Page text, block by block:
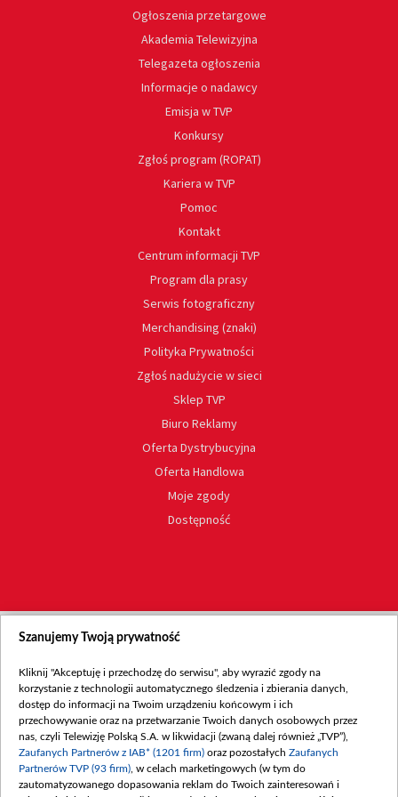
Ogłoszenia przetargowe
Akademia Telewizyjna
Telegazeta ogłoszenia
Informacje o nadawcy
Emisja w TVP
Konkursy
Zgłoś program (ROPAT)
Kariera w TVP
Pomoc
Kontakt
Centrum informacji TVP
Program dla prasy
Serwis fotograficzny
Merchandising (znaki)
Polityka Prywatności
Zgłoś nadużycie w sieci
Sklep TVP
Biuro Reklamy
Oferta Dystrybucyjna
Oferta Handlowa
Moje zgody
Dostępność
Szanujemy Twoją prywatność
Kliknij "Akceptuję i przechodzę do serwisu", aby wyrazić zgody na
korzystanie z technologii automatycznego śledzenia i zbierania danych,
dostęp do informacji na Twoim urządzeniu końcowym i ich
przechowywanie oraz na przetwarzanie Twoich danych osobowych przez
nas, czyli Telewizję Polską S.A. w likwidacji (zwaną dalej również „TVP”),
Zaufanych Partnerów z IAB* (1201 firm) oraz pozostałych Zaufanych
Partnerów TVP (93 firm) , w celach marketingowych (w tym do
zautomatyzowanego dopasowania reklam do Twoich zainteresowań i